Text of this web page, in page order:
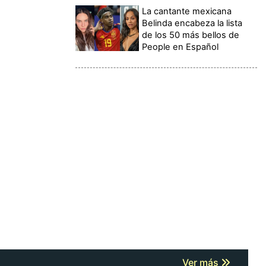
La cantante mexicana
Belinda encabeza la lista
de los 50 más bellos de
People en Español
Ver más